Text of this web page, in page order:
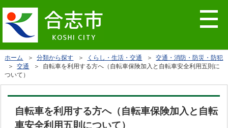
ホーム ＞分類から探す ＞ くらし・生活・交通 ＞交通・消防・防災・防犯
＞交通
＞ 自転車を利用する方へ（自転車保険加入と自転車安全利用五則に
ついて）
自転車を利用する方へ（自転車保険加入と自転
車安全利用五則について）